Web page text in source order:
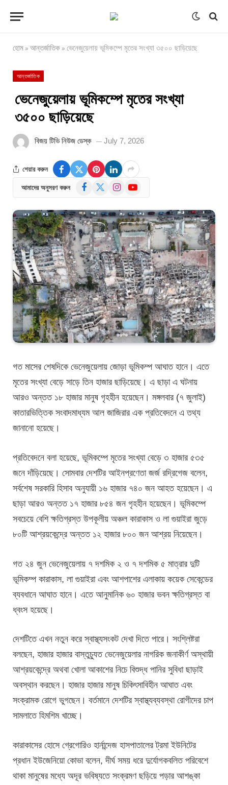
হোম » আন্তর্জাতিক » ভেনেজুয়েলায় ভূমিকম্পে মৃতের সংখ্যা ৩৫০০ ছাড়িয়েছে
আন্তর্জাতিক
ভেনেজুয়েলায় ভূমিকম্পে মৃতের সংখ্যা
৩৫০০ ছাড়িয়েছে
বিজয় টিভি নিউজ ডেস্ক July 7, 2026
শেয়ার করুন
আমাদের অনুসরণ করুন Facebook InstagramYouTube
গত মাসের শেষদিকে ভেনেজুয়েলায় জোড়া ভূমিকম্প আঘাত হানে। এতে
মৃতের সংখ্যা বেড়ে সাড়ে তিন হাজার ছাড়িয়েছে। এ ছাড়া এ ঘটনায়
আরও অন্তত ১৮ হাজার মানুষ গৃহহীন হয়েছেন। মঙ্গলবার (৭ জুলাই)
কাতারভিত্তিক সংবাদমাধ্যম আল জাজিরার এক প্রতিবেদনে এ তথ্য
জানানো হয়েছে।
প্রতিবেদনে বলা হয়েছে, ভূমিকম্পে মৃতের সংখ্যা বেড়ে ৩ হাজার ৫৩৫
জনে দাঁড়িয়েছে। সোমবার দেশটির আইনপ্রণেতা জর্জ রদ্রিগেজ বলেন,
সর্বশেষ সরকারি হিসাব অনুযায়ী ১৬ হাজার ৭৪০ জন আহত হয়েছেন। এ
ছাড়া আরও অন্তত ১৭ হাজার ৮৫৪ জন গৃহহীন হয়েছেন। ভূমিকম্পে
সবচেয়ে বেশি ক্ষতিগ্রস্ত উপকূলীয় অঞ্চল কারাকাস ও লা গুয়াইরা জুড়ে
৮০টি আশ্রয়কেন্দ্রে অন্তত ১২ হাজার ৮০০ জন আশ্রয় নিয়েছেন।
গত ২৪ জুন ভেনেজুয়েলায় ৭ দশমিক ২ ও ৭ দশমিক ৫ মাত্রার দুটি
ভূমিকম্প কারাকাস, লা গুয়াইরা এবং আশপাশের এলাকায় কয়েক সেকেন্ডের
ব্যবধানে আঘাত হানে। এতে আনুমানিক ৬০ হাজার ভবন ক্ষতিগ্রস্ত বা
ধ্বংস হয়েছে।
দেশটিতে এখন নতুন করে স্বাস্থ্যসংকট দেখা দিতে পারে। সংশ্লিষ্টরা
বলছেন, হাজার হাজার বাস্তুচ্যুত ভেনেজুয়েলার নাগরিক জনাকীর্ণ অস্থায়ী
আশ্রয়কেন্দ্রে অথবা খোলা আকাশের নিচে বিশুদ্ধ পানির সুবিধা ছাড়াই
অবস্থান করছেন। হাজার হাজার মানুষ চিকিৎসাবিহীন আঘাত এবং
সংক্রামক রোগে ভুগছেন। বর্তমানে দেশটির স্বাস্থ্যব্যবস্থা রোগীদের চাপ
সামলাতে হিমশিম খাচ্ছে।
কারাকাসের হোসে গ্রেগোরিও হার্নান্দেজ হাসপাতালের ট্রমা ইউনিটের
প্রধান ইউজেনিয়ো কোভা বলেন, দীর্ঘ সময় ধরে দুর্যোগকবলিত পরিবেশে
থাকা মানুষের মধ্যে অদূর ভবিষ্যতে সংক্রমণ ছড়িয়ে পড়ার আশঙ্কা